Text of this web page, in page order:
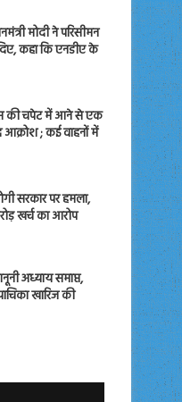
मोदी ने परिसीमन
कहा कि एनडीए के
की चपेट में आने से एक
आक्रोश ; कई वाहनों में
सरकार पर हमला,
खर्च का आरोप
अध्याय समाप्त,
खारिज की